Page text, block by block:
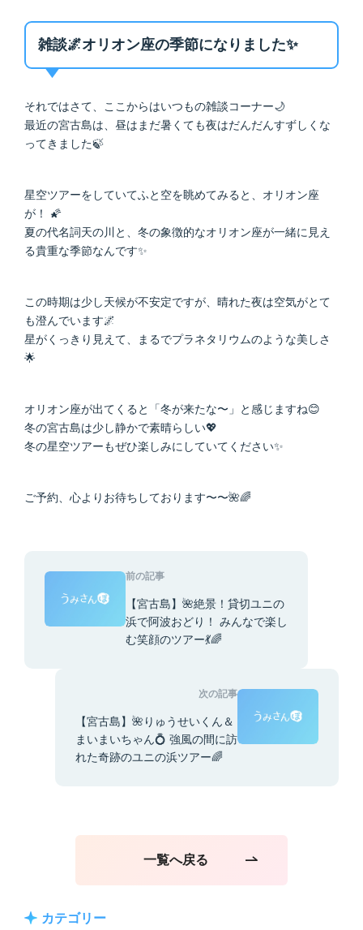
雑談🌌オリオン座の季節になりました✨
それではさて、ここからはいつもの雑談コーナー🌙
最近の宮古島は、昼はまだ暑くても夜はだんだんすずしくな
ってきました🍃
星空ツアーをしていてふと空を眺めてみると、オリオン座
が！ 🌠
夏の代名詞天の川と、冬の象徴的なオリオン座が一緒に見え
る貴重な季節なんです✨
この時期は少し天候が不安定ですが、晴れた夜は空気がとて
も澄んでいます🌌
星がくっきり見えて、まるでプラネタリウムのような美しさ
🌟
オリオン座が出てくると「冬が来たな〜」と感じますね😊
冬の宮古島は少し静かで素晴らしい💖
冬の星空ツアーもぜひ楽しみにしていてください✨
ご予約、心よりお待ちしております〜〜🌺🌈
前の記事
【宮古島】🌺絶景！貸切ユニの
浜で阿波おどり！ みんなで楽し
む笑顔のツアー💃🌈
次の記事
【宮古島】🌺りゅうせいくん＆
まいまいちゃん💍 強風の間に訪
れた奇跡のユニの浜ツアー🌈
一覧へ戻る
カテゴリー